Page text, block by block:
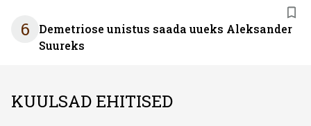
6
Demetriose unistus saada uueks Aleksander
Suureks
KUULSAD EHITISED